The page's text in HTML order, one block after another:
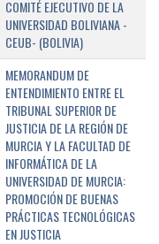
COMITÉ EJECUTIVO DE LA
UNIVERSIDAD BOLIVIANA -
CEUB- (BOLIVIA)
MEMORANDUM DE
ENTENDIMIENTO ENTRE EL
TRIBUNAL SUPERIOR DE
JUSTICIA DE LA REGIÓN DE
MURCIA Y LA FACULTAD DE
INFORMÁTICA DE LA
UNIVERSIDAD DE MURCIA:
PROMOCIÓN DE BUENAS
PRÁCTICAS TECNOLÓGICAS
EN JUSTICIA